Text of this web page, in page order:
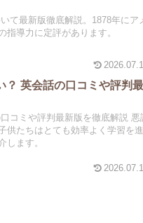
て最新版徹底解説。1878年にア
指導力に定評があります。
英会話の口コミや評判最
コミや評判最新版を徹底解説 悪
供たちはとても効率よく学習を
します。